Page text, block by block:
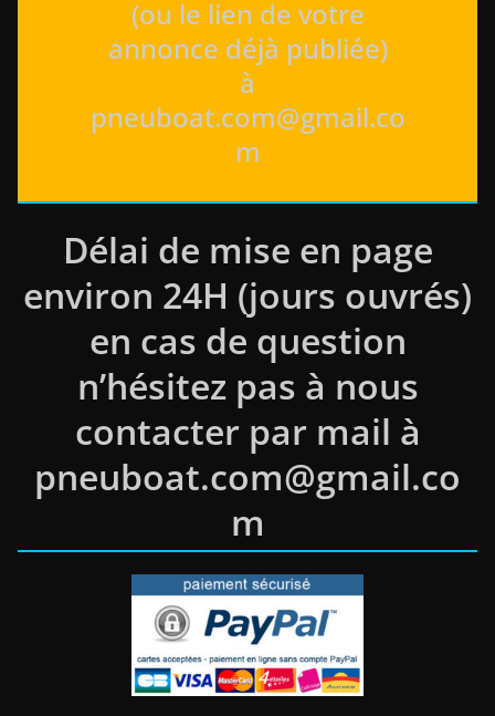
(ou le lien de votre
annonce déjà publiée)
à
pneuboat.com@gmail.co
m
Délai de mise en page
environ 24H (jours ouvrés)
en cas de question
n’hésitez pas à nous
contacter par mail à
pneuboat.com@gmail.co
m